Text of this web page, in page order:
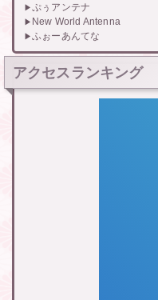
ぷぅアンテナ
New World Antenna
ふぉーあんてな
アクセスランキング